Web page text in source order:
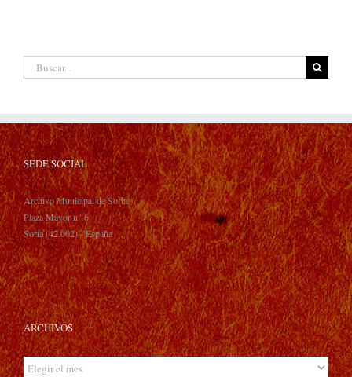
Buscar:
SEDE SOCIAL
Archivo Municipal de Soria
Plaza Mayor n° 6
Soria (42.002) - España
ARCHIVOS
Archivos